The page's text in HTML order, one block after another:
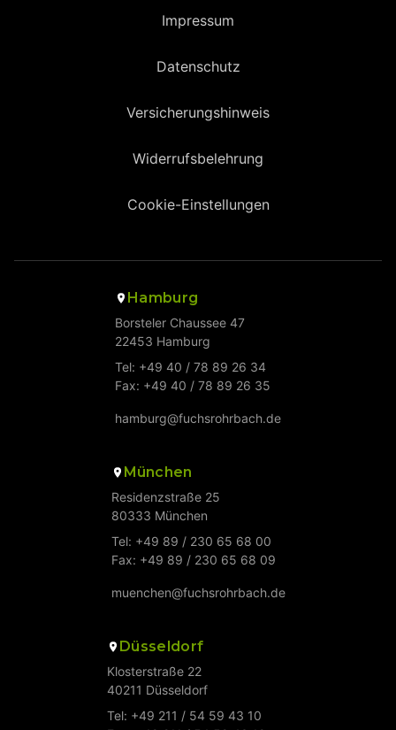
Impressum
Datenschutz
Versicherungshinweis
Widerrufsbelehrung
Cookie-Einstellungen
Hamburg
Borsteler Chaussee 47
22453 Hamburg
Tel: +49 40 / 78 89 26 34
Fax: +49 40 / 78 89 26 35
hamburg@fuchsrohrbach.de
München
Residenzstraße 25
80333 München
Tel: +49 89 / 230 65 68 00
Fax: +49 89 / 230 65 68 09
muenchen@fuchsrohrbach.de
Düsseldorf
Klosterstraße 22
40211 Düsseldorf
Tel: +49 211 / 54 59 43 10